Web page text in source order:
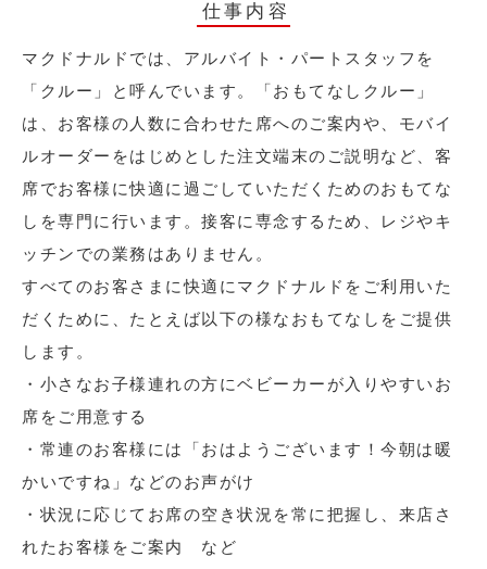
仕事内容
マクドナルドでは、アルバイト・パートスタッフを
「クルー」と呼んでいます。「おもてなしクルー」
は、お客様の人数に合わせた席へのご案内や、モバイ
ルオーダーをはじめとした注文端末のご説明など、客
席でお客様に快適に過ごしていただくためのおもてな
しを専門に行います。接客に専念するため、レジやキ
ッチンでの業務はありません。
すべてのお客さまに快適にマクドナルドをご利用いた
だくために、たとえば以下の様なおもてなしをご提供
します。
・小さなお子様連れの方にベビーカーが入りやすいお
席をご用意する
・常連のお客様には「おはようございます！今朝は暖
かいですね」などのお声がけ
・状況に応じてお席の空き状況を常に把握し、来店さ
れたお客様をご案内 など